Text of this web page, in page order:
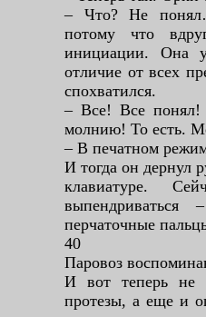
– Что? Не
потому что
инициации. Она
отличие от всех
спохватился.
– Все! Все понял!
молнию! То есть.
– В печатном
И тогда он дернул
клавиатуре.
перчаточные
40
Паровоз
И вот теперь не
протезы, а еще и